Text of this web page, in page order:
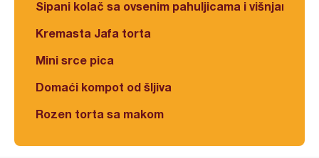
Sipani kolač sa ovsenim pahuljicama i višnjama
Kremasta Jafa torta
Mini srce pica
Domaći kompot od šljiva
Rozen torta sa makom